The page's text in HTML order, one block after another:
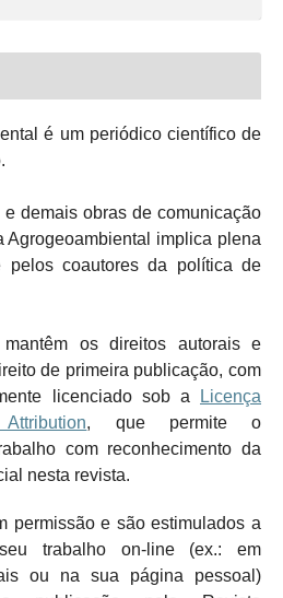
é um periódico científico de
demais obras de comunicação
Agrogeoambiental implica plena
pelos coautores da política de
os direitos autorais e
de primeira publicação, com
licenciado sob a
Licença
, que permite o
com reconhecimento da
nesta revista.
permissão e são estimulados a
trabalho on-line (ex.: em
ou na sua página pessoal)